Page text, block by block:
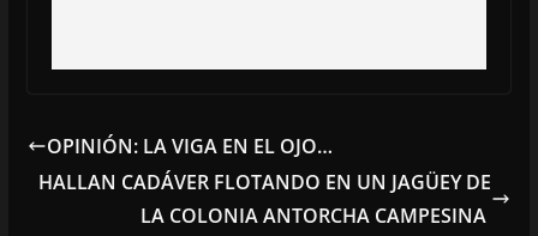
OPINIÓN: LA VIGA EN EL OJO…
HALLAN CADÁVER FLOTANDO EN UN JAGÜEY DE
LA COLONIA ANTORCHA CAMPESINA